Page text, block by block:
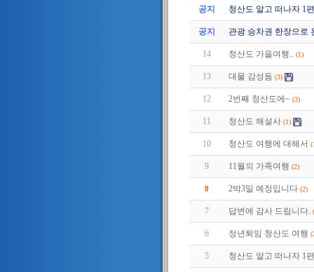
공지 청산도 알고 떠나자 1
공지 관광 승차권 한장으로
14 청산도 가을여행.. (1)
13 대물 감성돔 (3)
12 2번째 청산도에~ (3)
11 청산도 해설사 (1)
10 청산도 여행에 대해서
9 11월의 가족여행 (2)
8 2박3일 예정입니다 (2)
7 답변에 감사 드립니다.
6 정년퇴임 청산도 여행
5 청산도 알고 떠나자 1